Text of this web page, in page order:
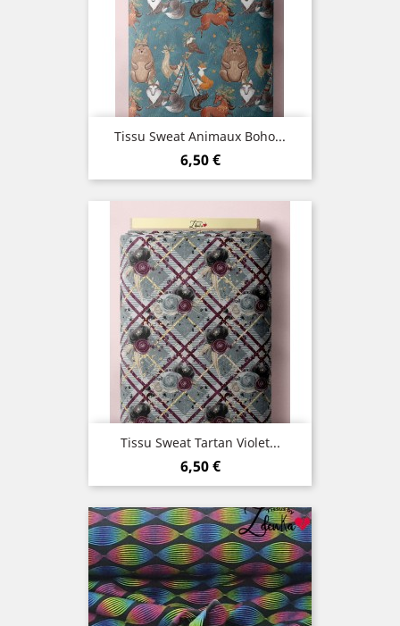
Tissu Sweat Animaux Boho...
Prix
6,50 €
Tissu Sweat Tartan Violet...
Prix
6,50 €